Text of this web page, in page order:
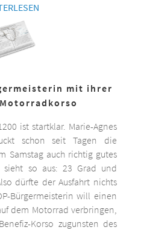
mit ihrer
ist startklar. Marie-Agnes
schon seit Tagen die
Samstag auch richtig gutes
sieht so aus: 23 Grad und
dürfte der Ausfahrt nichts
Bürgermeisterin will einen
dem Motorrad verbringen,
Korso zugunsten des